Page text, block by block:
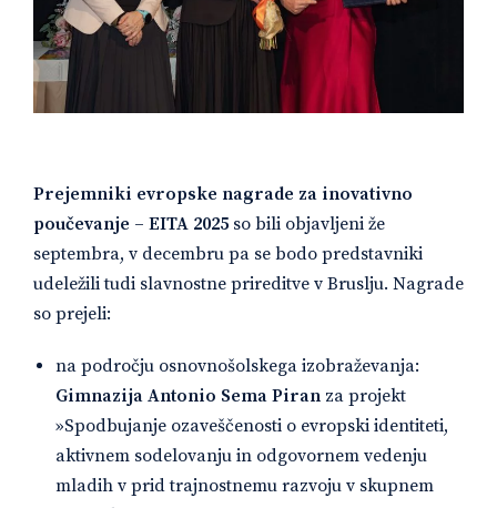
Prejemniki evropske nagrade za inovativno
poučevanje – EITA 2025 so bili objavljeni že
septembra, v decembru pa se bodo predstavniki
udeležili tudi slavnostne prireditve v Bruslju. Nagrade
so prejeli:
na področju osnovnošolskega izobraževanja:
Gimnazija Antonio Sema Piran za projekt
»Spodbujanje ozaveščenosti o evropski identiteti,
aktivnem sodelovanju in odgovornem vedenju
mladih v prid trajnostnemu razvoju v skupnem